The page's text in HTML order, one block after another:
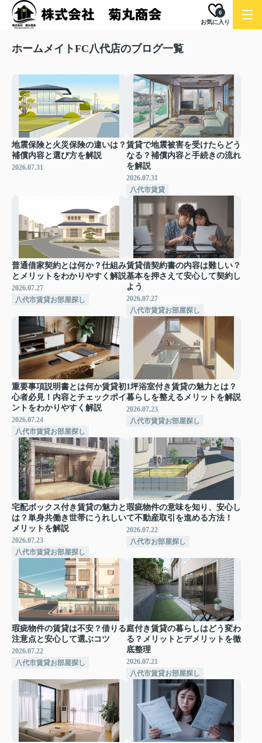
お気に入り
0
ホームメイトFC八代店のブログ一覧
地震保険と火災保険の違いは？
補償内容と選び方を解説
2026.07.31
賃貸で地震被害を受けたらどう
なる？補償内容と手続きの流れ
を解説
2026.07.31
八代市賃貸
普通借家契約とは何か？仕組み
とメリットをわかりやすく解説
2026.07.27
八代市賃貸お部屋探し
賃貸借契約書の内容は難しい？
基本を押さえて安心して契約し
よう
2026.07.27
八代市賃貸お部屋探し
重要事項説明書とは何か賃貸初
心者必見！内容とチェックポイ
ントをわかりやすく解説
2026.07.24
八代市賃貸お部屋探し
1坪浴室付き賃貸の魅力とは？
暮らしを整えるメリットを解説
2026.07.23
八代市賃貸お部屋探し
宅配ボックス付き賃貸の魅力と
は？単身共働き世帯にうれしい
メリットを解説
2026.07.23
八代市賃貸お部屋探し
瑕疵物件の意味を知り、安心し
て不動産取引を進める方法！
2026.07.22
八代市お部屋探し
瑕疵物件の賃貸は不安？借りる
注意点と安心して選ぶコツ
2026.07.22
八代市賃貸お部屋探し
庭付き賃貸の暮らしはどう変わ
る？メリットとデメリットを徹
底整理
2026.07.21
八代市賃貸お部屋探し